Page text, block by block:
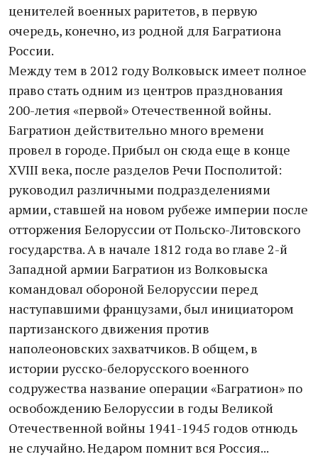
ценителей военных раритетов, в первую
очередь, конечно, из родной для Багратиона
России.
Между тем в 2012 году Волковыск имеет полное
право стать одним из центров празднования
200-летия «первой» Отечественной войны.
Багратион действительно много времени
провел в городе. Прибыл он сюда еще в конце
XVIII века, после разделов Речи Посполитой:
руководил различными подразделениями
армии, ставшей на новом рубеже империи после
отторжения Белоруссии от Польско-Литовского
государства. А в начале 1812 года во главе 2-й
Западной армии Багратион из Волковыска
командовал обороной Белоруссии перед
наступавшими французами, был инициатором
партизанского движения против
наполеоновских захватчиков. В общем, в
истории русско-белорусского военного
содружества название операции «Багратион» по
освобождению Белоруссии в годы Великой
Отечественной войны 1941-1945 годов отнюдь
не случайно. Недаром помнит вся Россия...